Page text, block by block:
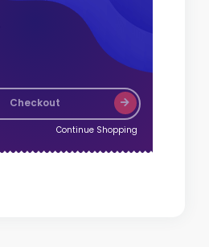
Checkout
Continue Shopping